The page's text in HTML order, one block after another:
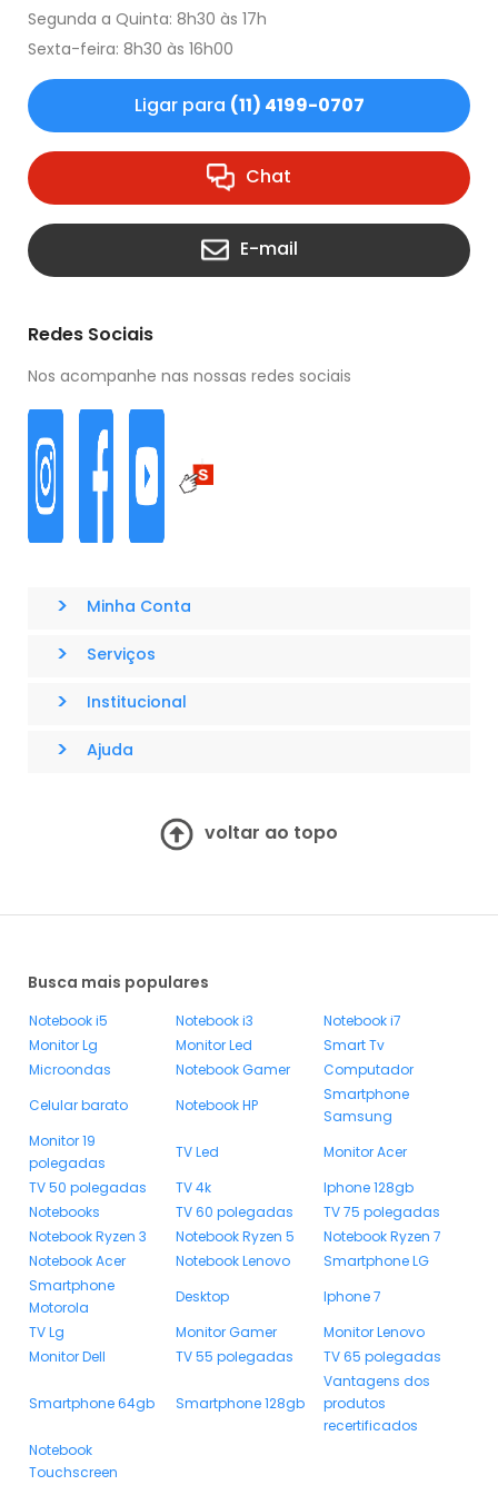
Segunda a Quinta: 8h30 às 17h
Sexta-feira: 8h30 às 16h00
Ligar para (11) 4199-0707
Chat
E-mail
Redes Sociais
Nos acompanhe nas nossas redes sociais
> Minha Conta
> Serviços
> Institucional
> Ajuda
voltar ao topo
Busca mais populares
Notebook i5 Notebook i3
Notebook i7
Monitor Lg
Monitor Led
Smart Tv
Microondas
Notebook Gamer
Computador
Celular barato
Notebook HP
Smartphone
Samsung
Monitor 19
polegadas
TV Led
Monitor Acer
TV 50 polegadas
TV 4k
Iphone 128gb
Notebooks
TV 60 polegadas
TV 75 polegadas
Notebook Ryzen 3
Notebook Ryzen 5
Notebook Ryzen 7
Notebook Acer
Notebook Lenovo
Smartphone LG
Smartphone
Motorola
Desktop
Iphone 7
TV Lg
Monitor Gamer
Monitor Lenovo
Monitor Dell
TV 55 polegadas TV 65 polegadas
Smartphone 64gb Smartphone 128gb
Vantagens dos
produtos
recertificados
Notebook
Touchscreen